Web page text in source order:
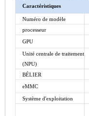
Caractéristiques
Numéro de modèle
processeur
GPU
Unité centrale de traitement
(NPU)
BÉLIER
eMMC
Système d'exploitation